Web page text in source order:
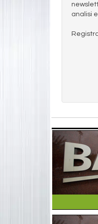
analisi